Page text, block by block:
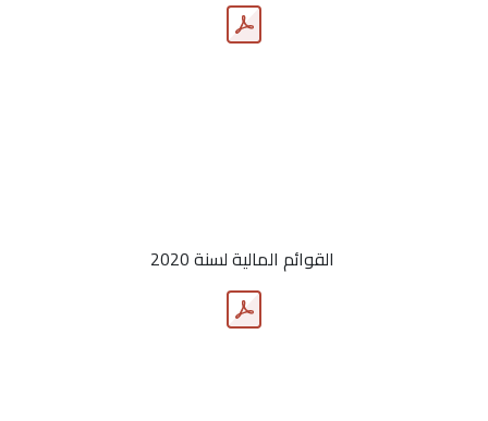
القوائم المالية لسنة 2020